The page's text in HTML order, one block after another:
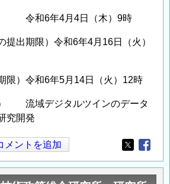
和6年4月4日（木）9時
提出期限）令和6年4月16日（火）
限）令和6年5月14日（火）12時
） 流域デジタルツインのデータ
究開発
メントを追加
Opens in